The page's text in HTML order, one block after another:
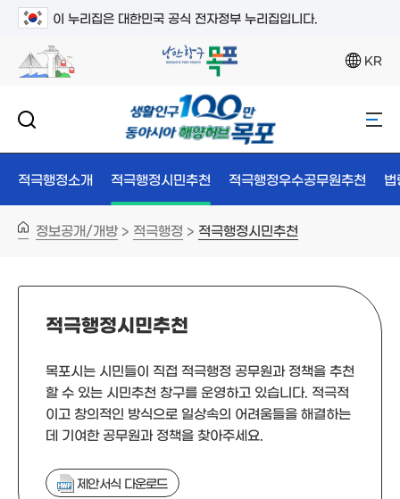
이 누리집은 대한민국 공식 전자정부 누리집입니다.
KR
적극행정소개 적극행정시민추천 적극행정우수공무원추천 법
정보공개/개방 > 적극행정 > 적극행정시민추천
적극행정시민추천
목포시는 시민들이 직접 적극행정 공무원과 정책을 추천
할 수 있는 시민추천 창구를 운영하고 있습니다. 적극적
이고 창의적인 방식으로 일상속의 어려움들을 해결하는
데 기여한 공무원과 정책을 찾아주세요.
제안서식 다운로드